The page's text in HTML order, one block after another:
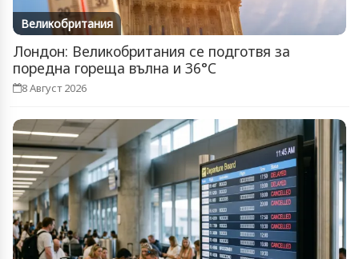
Великобритания
Лондон: Великобритания се подготвя за
поредна гореща вълна и 36°C
8 Август 2026